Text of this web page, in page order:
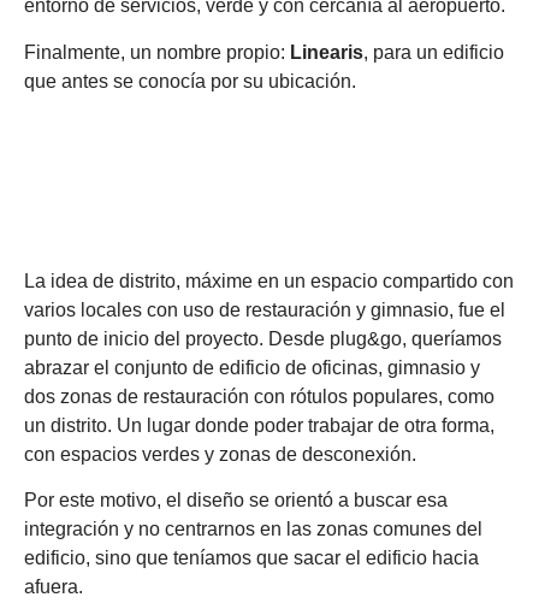
entorno de servicios, verde y con cercanía al aeropuerto.
Finalmente, un nombre propio: Linearis, para un edificio
que antes se conocía por su ubicación.
La idea de distrito, máxime en un espacio compartido con
varios locales con uso de restauración y gimnasio, fue el
punto de inicio del proyecto. Desde plug&go, queríamos
abrazar el conjunto de edificio de oficinas, gimnasio y
dos zonas de restauración con rótulos populares, como
un distrito. Un lugar donde poder trabajar de otra forma,
con espacios verdes y zonas de desconexión.
Por este motivo, el diseño se orientó a buscar esa
integración y no centrarnos en las zonas comunes del
edificio, sino que teníamos que sacar el edificio hacia
afuera.